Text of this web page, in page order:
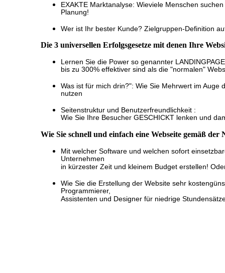
EXAKTE Marktanalyse: Wieviele Menschen
Planung!
Wer ist Ihr bester Kunde? Zielgruppen-Definition
Die 3 universellen Erfolgsgesetze mit denen Ihre
Lernen Sie die Power so genannter
bis zu 300% effektiver sind als die "normalen"
Was ist für mich drin?": Wie Sie Mehrwert im
nutzen
Seitenstruktur und Benutzerfreundlichkeit :
Wie Sie Ihre Besucher GESCHICKT lenken und
Wie Sie schnell und einfach eine Webseite gemäß
Mit welcher Software und welchen sofort
Unternehmen
in kürzester Zeit und kleinem Budget erstellen!
Wie Sie die Erstellung der Website sehr
Programmierer,
Assistenten und Designer für niedrige